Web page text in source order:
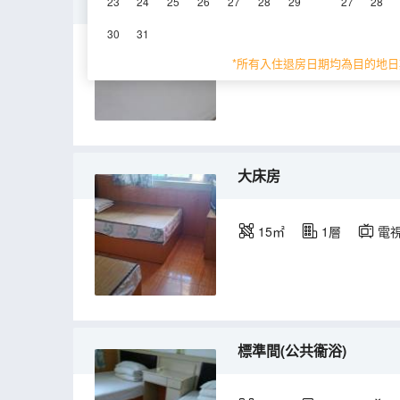
30 31
*所有入住退房日期均為目的地
7-8㎡ 電視機
大床房
15㎡ 1層 電
標準間(公共衞浴)